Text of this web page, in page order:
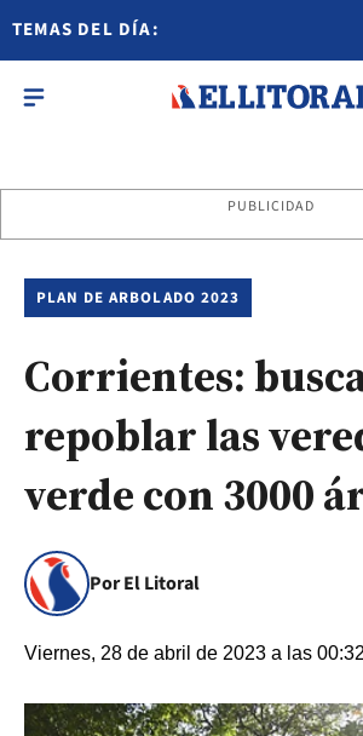
TEMAS DEL DÍA:
PUBLICIDAD
PLAN DE ARBOLADO 2023
Corrientes:
repoblar las
verde con 3000
Por El Litoral
Viernes, 28 de abril de 2023 a las 00:32